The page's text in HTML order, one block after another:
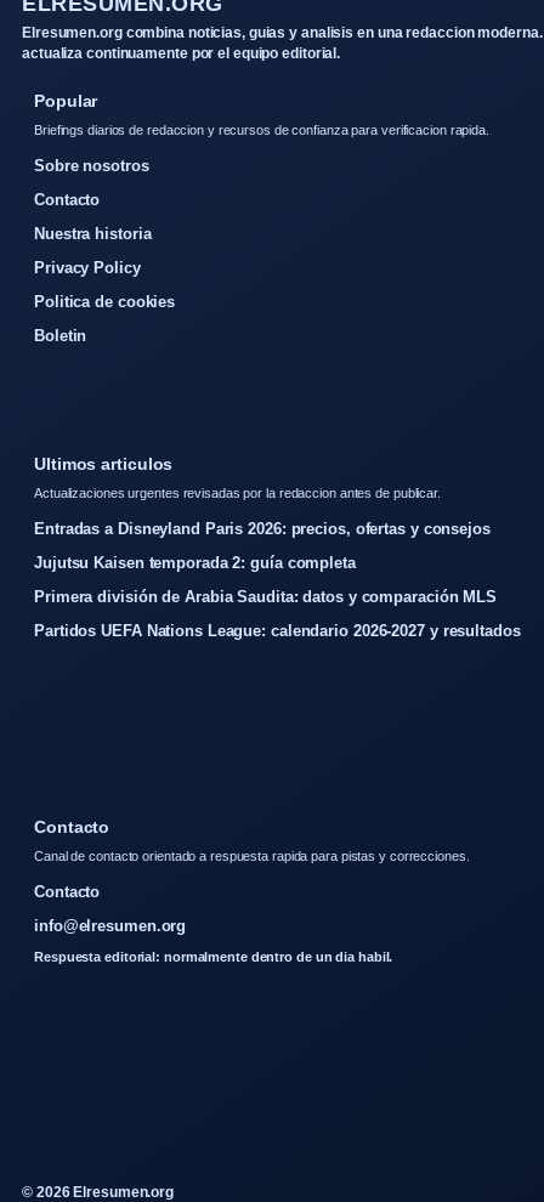
Elresumen.org combina noticias, guias y analisis en una redaccion moderna.
actualiza continuamente por el equipo editorial.
Popular
Briefings diarios de redaccion y recursos de confianza para verificacion rapida.
Sobre nosotros
Contacto
Nuestra historia
Privacy Policy
Politica de cookies
Boletin
Ultimos articulos
Actualizaciones urgentes revisadas por la redaccion antes de publicar.
Entradas a Disneyland Paris 2026: precios, ofertas y consejos
Jujutsu Kaisen temporada 2: guía completa
Primera división de Arabia Saudita: datos y comparación MLS
Partidos UEFA Nations League: calendario 2026-2027 y resultados
Contacto
Canal de contacto orientado a respuesta rapida para pistas y correcciones.
Contacto
info@elresumen.org
Respuesta editorial: normalmente dentro de un dia habil.
© 2026 Elresumen.org